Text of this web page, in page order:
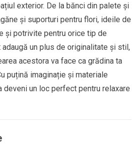
exterior. De la bănci din palete și
și suporturi pentru flori, ideile de
și potrivite pentru orice tip de
un plus de originalitate și stil,
acestora va face ca grădina ta
puțină imaginație și materiale
deveni un loc perfect pentru relaxare